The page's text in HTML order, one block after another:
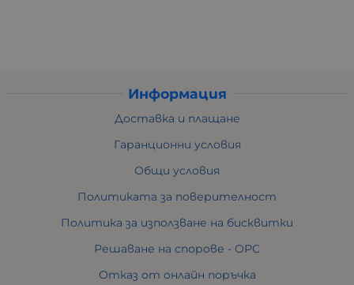
Информация
Доставка и плащане
Гаранционни условия
Общи условия
Политиката за поверителност
Политика за използване на бисквитки
Решаване на спорове - ОРС
Отказ от онлайн поръчка